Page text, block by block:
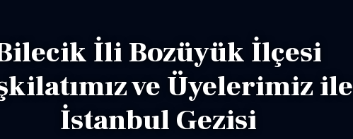
İli Bozüyük İlçesi
ve Üyelerimiz ile
İstanbul Gezisi